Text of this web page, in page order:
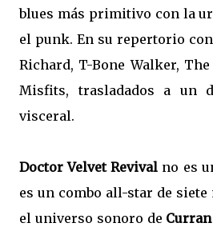
blues más primitivo con la
el punk. En su repertorio
Richard, T-Bone Walker,
Misfits, trasladados a un
visceral.
Doctor Velvet Revival no es
es un combo all-star de siete
el universo sonoro de Curran